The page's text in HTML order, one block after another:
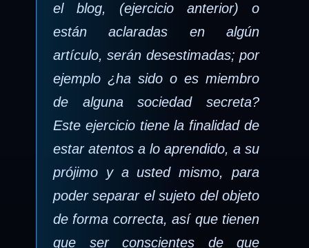
el blog, (ejercicio anterior) o
están aclaradas en algún
artículo, serán desestimadas; por
ejemplo ¿ha sido o es miembro
de alguna sociedad secreta?
Este ejercicio tiene la finalidad de
estar atentos a lo aprendido, a su
prójimo y a usted mismo, para
poder separar el sujeto del objeto
de forma correcta, así que tienen
que ser conscientes de que